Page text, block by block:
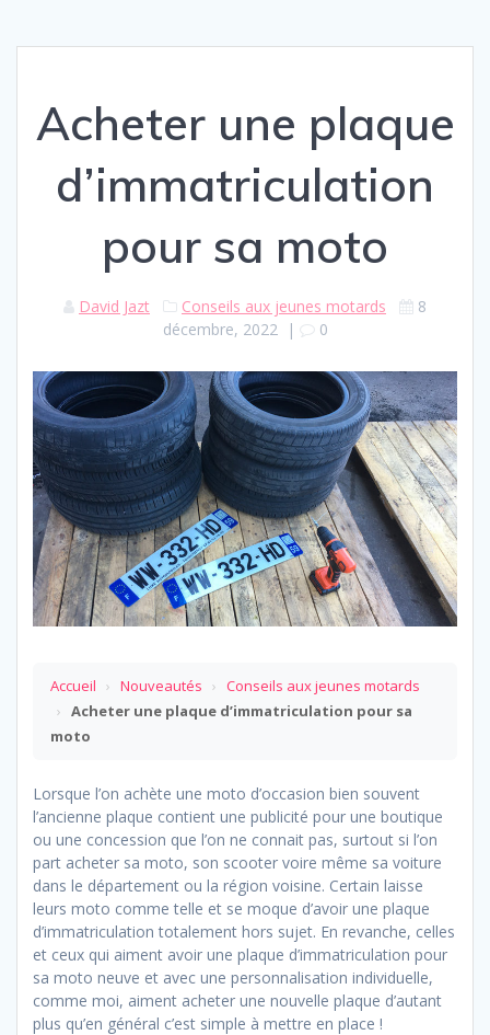
Acheter une plaque
d’immatriculation
pour sa moto
David Jazt Conseils aux jeunes motards
8
décembre, 2022 | 0
Accueil › Nouveautés › Conseils aux jeunes motards
› Acheter une plaque d’immatriculation pour sa
moto
Lorsque l’on achète une moto d’occasion bien souvent
l’ancienne plaque contient une publicité pour une boutique
ou une concession que l’on ne connait pas, surtout si l’on
part acheter sa moto, son scooter voire même sa voiture
dans le département ou la région voisine. Certain laisse
leurs moto comme telle et se moque d’avoir une plaque
d’immatriculation totalement hors sujet. En revanche, celles
et ceux qui aiment avoir une plaque d’immatriculation pour
sa moto neuve et avec une personnalisation individuelle,
comme moi, aiment acheter une nouvelle plaque d’autant
plus qu’en général c’est simple à mettre en place !